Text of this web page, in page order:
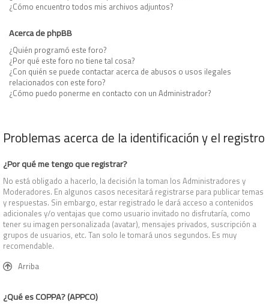
¿Cómo encuentro todos mis archivos adjuntos?
Acerca de phpBB
¿Quién programó este foro?
¿Por qué este foro no tiene tal cosa?
¿Con quién se puede contactar acerca de abusos o usos ilegales
relacionados con este foro?
¿Cómo puedo ponerme en contacto con un Administrador?
Problemas acerca de la identificación y el registro
¿Por qué me tengo que registrar?
No está obligado a hacerlo, la decisión la toman los Administradores y
Moderadores. En algunos casos necesitará registrarse para publicar temas
y respuestas. Sin embargo, estar registrado le dará acceso a contenidos
adicionales y/o ventajas que como usuario invitado no disfrutaría, como
tener su imagen personalizada (avatar), mensajes privados, suscripción a
grupos de usuarios, etc. Tan solo le tomará unos segundos. Es muy
recomendable.
Arriba
¿Qué es COPPA? (APPCO)